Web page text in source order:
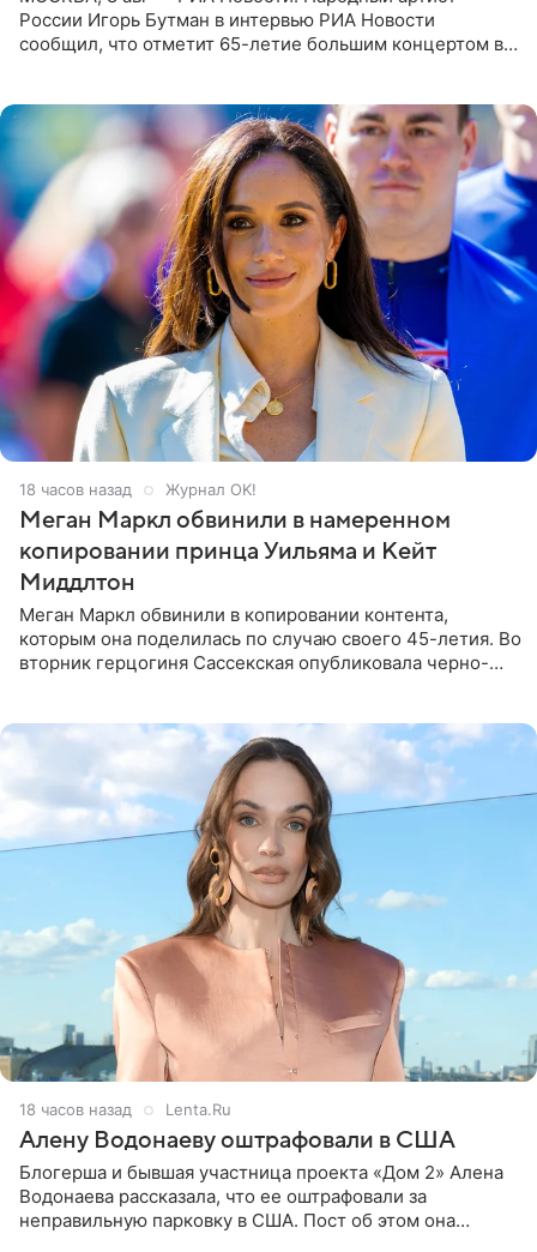
России Игорь Бутман в интервью РИА Новости
сообщил, что отметит 65-летие большим концертом в
18 часов назад Журнал OK!
Меган Маркл обвинили в намеренном
копировании принца Уильяма и Кейт
Миддлтон
Меган Маркл обвинили в копировании контента,
которым она поделилась по случаю своего 45-летия. Во
вторник герцогиня Сассекская опубликовала черно-
18 часов назад Lenta.Ru
Алену Водонаеву оштрафовали в США
Блогерша и бывшая участница проекта «Дом 2» Алена
Водонаева рассказала, что ее оштрафовали за
неправильную парковку в США. Пост об этом она